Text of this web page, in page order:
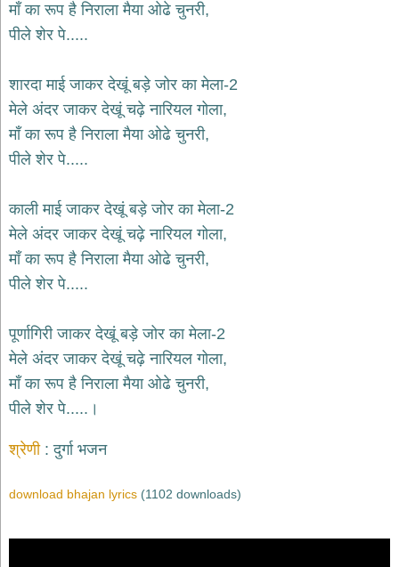
भजन
durga
bhajans
भजन
ganesh
राम
गुरुदेव
gurudev
bhajans
भजन
miscellaneous
bhajans
विष्णु
भजन
नाथ
माँ का रूप है निराला मैया ओढे चुनरी,
पीले शेर पे.....
शारदा माई जाकर देखूं बड़े जोर का मेला-2
मेले अंदर जाकर देखूं चढ़े नारियल गोला,
माँ का रूप है निराला मैया ओढे चुनरी,
पीले शेर पे.....
काली माई जाकर देखूं बड़े जोर का मेला-2
मेले अंदर जाकर देखूं चढ़े नारियल गोला,
माँ का रूप है निराला मैया ओढे चुनरी,
पीले शेर पे.....
पूर्णागिरी जाकर देखूं बड़े जोर का मेला-2
मेले अंदर जाकर देखूं चढ़े नारियल गोला,
माँ का रूप है निराला मैया ओढे चुनरी,
पीले शेर पे.....।
श्रेणी दुर्गा भजन
download bhajan lyrics (1102 downloads)